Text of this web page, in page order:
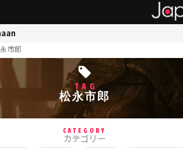
市郎
TAG
松永市郎
CATEGORY
カテゴリー